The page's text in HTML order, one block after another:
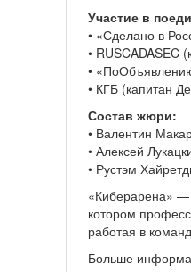
Участие в
• «Сделано в
• RUSCADASEC
•
• КГБ (капитан
Состав жюри:
• Валентин
• Алексей
• Рустэм
«Киберарена» —
котором
работая в
Больше